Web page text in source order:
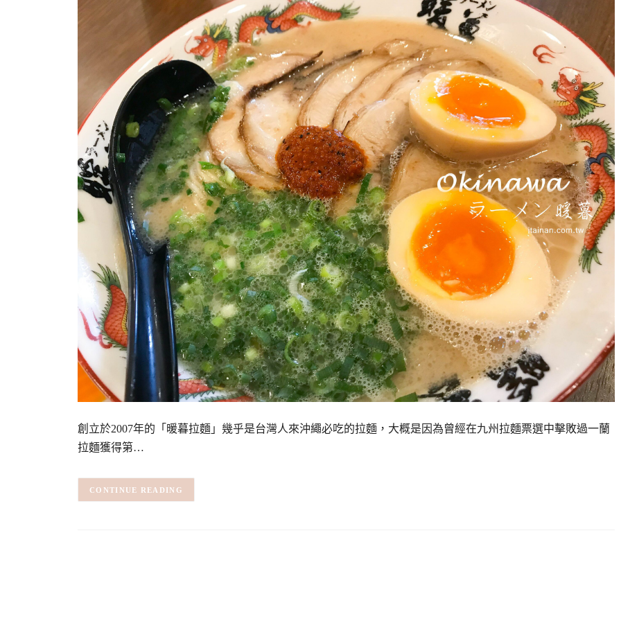
創立於2007年的「暖暮拉麵」幾乎是台灣人來沖繩必吃的拉麵，大概是因為曾經在九州拉麵票選中擊敗過一蘭
拉麵獲得第…
CONTINUE READING